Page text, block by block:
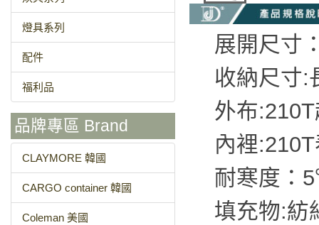
燈具系列
配件
福利品
品牌專區 Brand
CLAYMORE 韓國
CARGO container 韓國
Coleman 美國
展開尺寸
收納尺寸:
外布
內裡
耐寒度：
填充物:紡